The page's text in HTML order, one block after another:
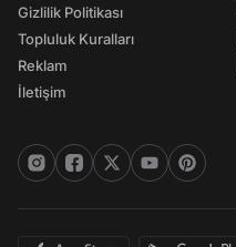
Gizlilik Politikası
Topluluk Kuralları
Reklam
İletişim